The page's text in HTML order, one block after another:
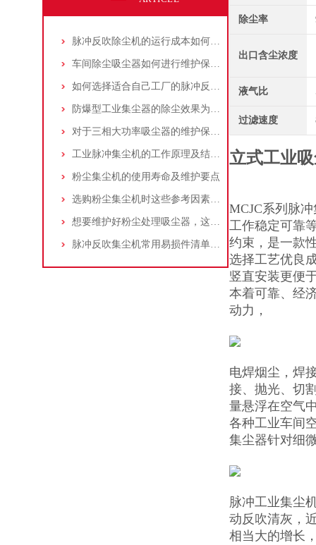
脉冲反吹除尘机的运行成本如何控制和优化？
车间除尘吸尘器如何进行维护保养？
如何选择适合自己工厂的脉冲反吹工业集尘器
防爆型工业集尘器的除尘效果为何不佳？
对于三相大功率吸尘器的维护保养，你了解多少
工业脉冲集尘机的工作原理及结构特点说明
粉尘集尘机的使用寿命及维护要点
选购粉尘集尘机时这些参考因素很重要！
想要维护好粉尘处理吸尘器，这几个措施真的很重要！
脉冲反吹集尘机常用易损件清单与更换周期建议
除尘率
出口含尘浓度
液气比
过滤速度
立式工业
MCJC系列脉
工作稳定可靠
约束，是一款
选择工艺优良
竖直安装更便
本着可靠、经
动力，
电焊烟尘，焊
接、抛光、切
量悬浮在空气
各种工业车间
集尘器针对细
脉冲工业集尘
动反吹清灰，
相当大的增长